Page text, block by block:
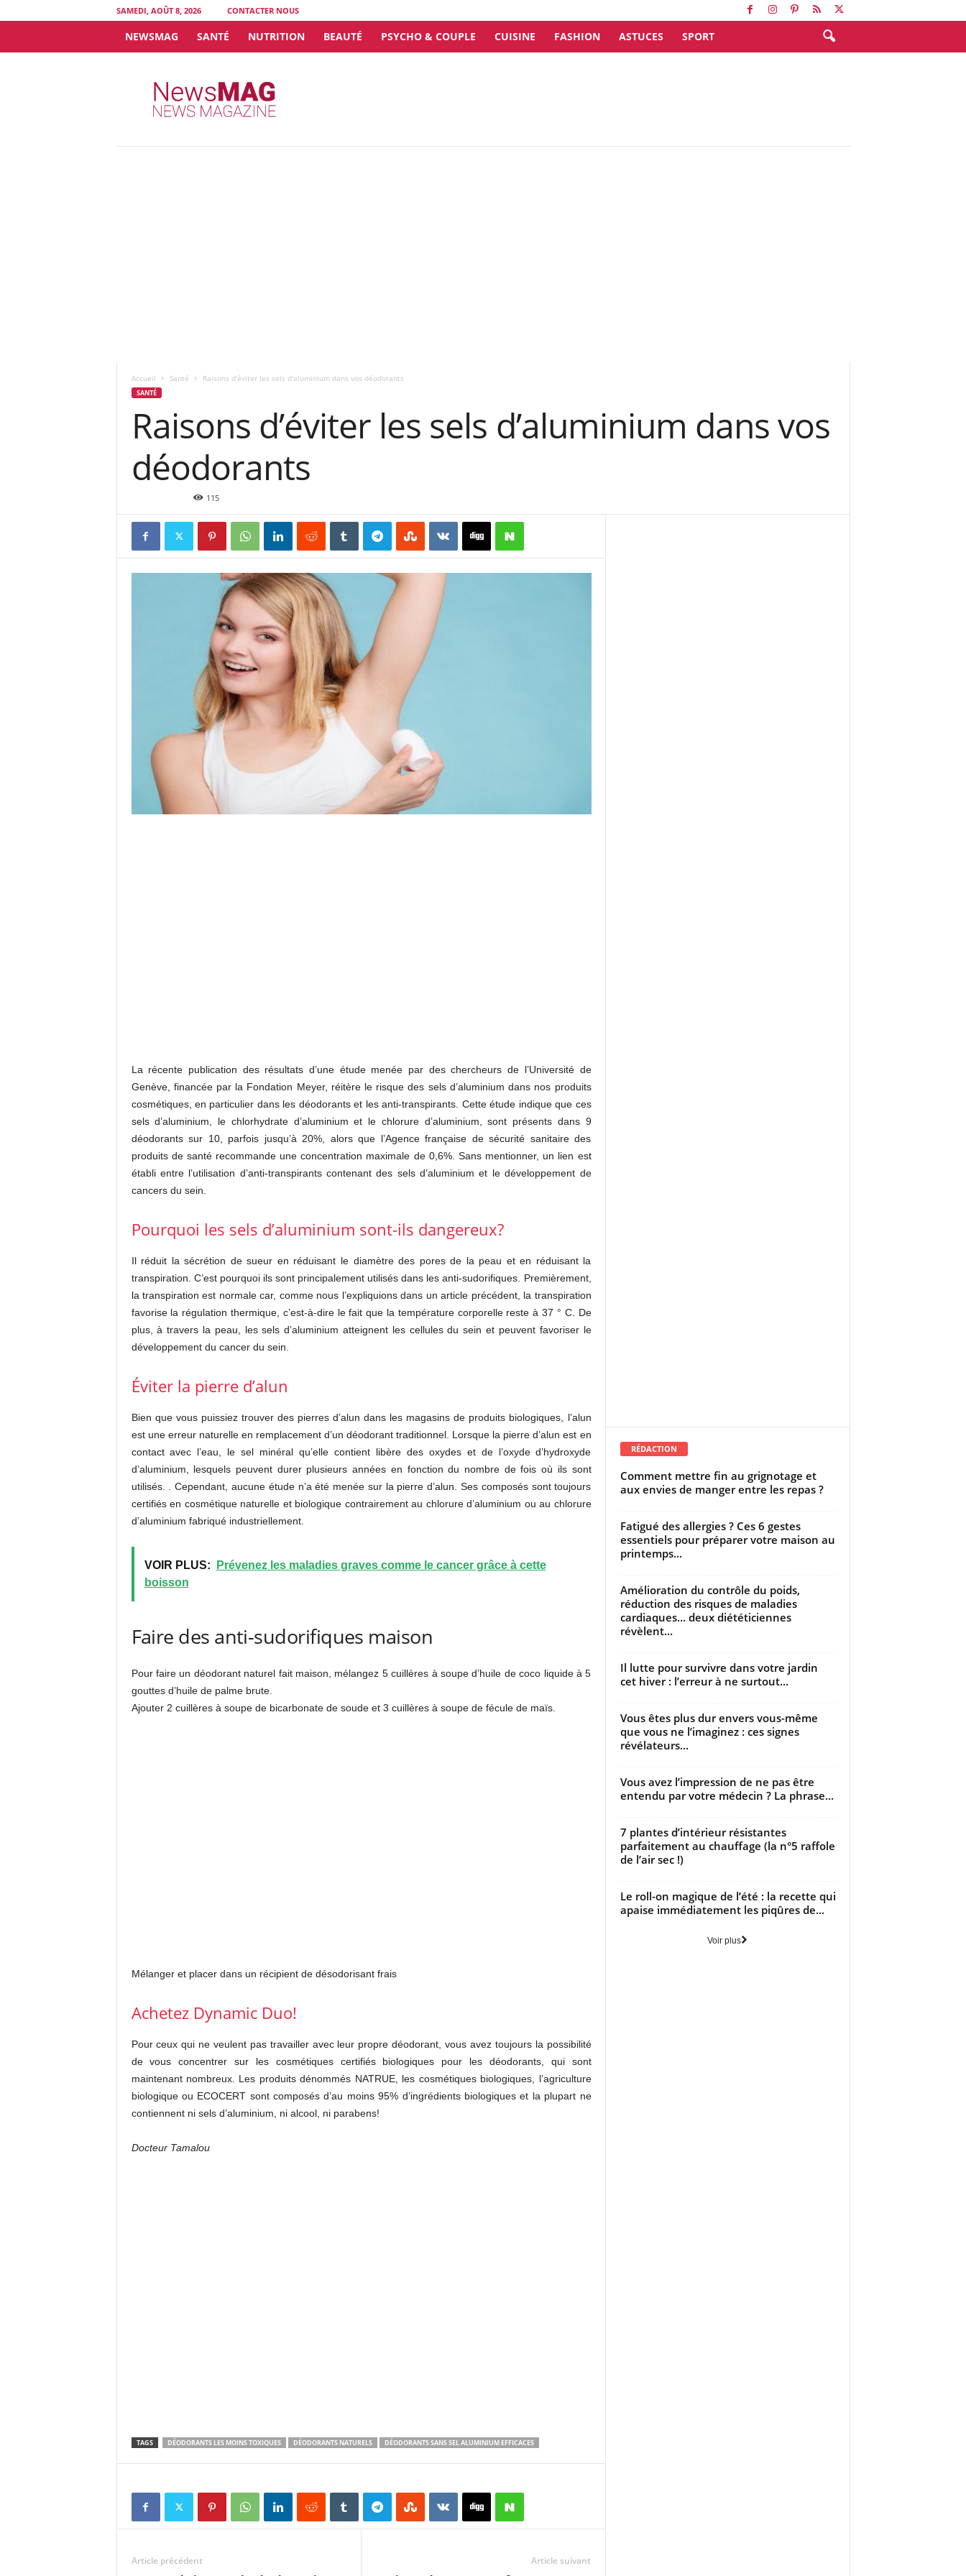
SAMEDI, AOÛT 8, 2026 CONTACTER NOUS
NEWSMAG SANTÉ NUTRITION BEAUTÉ PSYCHO & COUPLE CUISINE FASHION ASTUCES SPORT
Accueil Santé Raisons d’éviter les sels d’aluminium dans vos déodorants
SANTÉ
Raisons d’éviter les sels d’aluminium dans vos
déodorants
115
La récente publication des résultats d’une étude menée par des chercheurs de l’Université de
Genève, financée par la Fondation Meyer, réitère le risque des sels d’aluminium dans nos produits
cosmétiques, en particulier dans les déodorants et les anti-transpirants. Cette étude indique que ces
sels d’aluminium, le chlorhydrate d’aluminium et le chlorure d’aluminium, sont présents dans 9
déodorants sur 10, parfois jusqu’à 20%, alors que l’Agence française de sécurité sanitaire des
produits de santé recommande une concentration maximale de 0,6%. Sans mentionner, un lien est
établi entre l’utilisation d’anti-transpirants contenant des sels d’aluminium et le développement de
cancers du sein.
Pourquoi les sels d’aluminium sont-ils dangereux?
Il réduit la sécrétion de sueur en réduisant le diamètre des pores de la peau et en réduisant la
transpiration. C’est pourquoi ils sont principalement utilisés dans les anti-sudorifiques. Premièrement,
la transpiration est normale car, comme nous l’expliquions dans un article précédent, la transpiration
favorise la régulation thermique, c’est-à-dire le fait que la température corporelle reste à 37 ° C. De
plus, à travers la peau, les sels d’aluminium atteignent les cellules du sein et peuvent favoriser le
développement du cancer du sein.
Éviter la pierre d’alun
Bien que vous puissiez trouver des pierres d’alun dans les magasins de produits biologiques, l’alun
est une erreur naturelle en remplacement d’un déodorant traditionnel. Lorsque la pierre d’alun est en
contact avec l’eau, le sel minéral qu’elle contient libère des oxydes et de l’oxyde d’hydroxyde
d’aluminium, lesquels peuvent durer plusieurs années en fonction du nombre de fois où ils sont
utilisés. . Cependant, aucune étude n’a été menée sur la pierre d’alun. Ses composés sont toujours
certifiés en cosmétique naturelle et biologique contrairement au chlorure d’aluminium ou au chlorure
d’aluminium fabriqué industriellement.
VOIR PLUS:
Prévenez les maladies graves comme le cancer grâce à cette
boisson
Faire des anti-sudorifiques maison
Pour faire un déodorant naturel fait maison, mélangez 5 cuillères à soupe d’huile de coco liquide à 5
gouttes d’huile de palme brute.
Ajouter 2 cuillères à soupe de bicarbonate de soude et 3 cuillères à soupe de fécule de maïs.
Mélanger et placer dans un récipient de désodorisant frais
Achetez Dynamic Duo!
Pour ceux qui ne veulent pas travailler avec leur propre déodorant, vous avez toujours la possibilité
de vous concentrer sur les cosmétiques certifiés biologiques pour les déodorants, qui sont
maintenant nombreux. Les produits dénommés NATRUE, les cosmétiques biologiques, l’agriculture
biologique ou ECOCERT sont composés d’au moins 95% d’ingrédients biologiques et la plupart ne
contiennent ni sels d’aluminium, ni alcool, ni parabens!
Docteur Tamalou
TAGS DÉODORANTS LES MOINS TOXIQUES DÉODORANTS NATURELS DÉODORANTS SANS SEL ALUMINIUM EFFICACES
Article précédent Article suivant
RÉDACTION
Comment mettre fin au grignotage et
aux envies de manger entre les repas ?
Fatigué des allergies ? Ces 6 gestes
essentiels pour préparer votre maison au
printemps...
Amélioration du contrôle du poids,
réduction des risques de maladies
cardiaques… deux diététiciennes
révèlent...
Il lutte pour survivre dans votre jardin
cet hiver : l’erreur à ne surtout...
Vous êtes plus dur envers vous-même
que vous ne l’imaginez : ces signes
révélateurs...
Vous avez l’impression de ne pas être
entendu par votre médecin ? La phrase...
7 plantes d’intérieur résistantes
parfaitement au chauffage (la n°5 raffole
de l’air sec !)
Le roll-on magique de l’été : la recette qui
apaise immédiatement les piqûres de...
Voir plus